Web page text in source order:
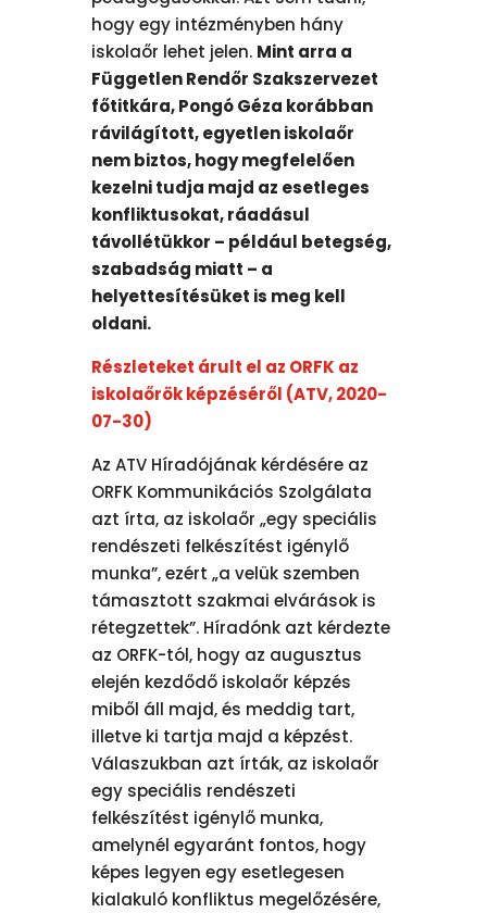
hogy egy intézményben hány
iskolaőr lehet jelen. Mint arra a
Független Rendőr Szakszervezet
főtitkára, Pongó Géza korábban
rávilágított, egyetlen iskolaőr
nem biztos, hogy megfelelően
kezelni tudja majd az esetleges
konfliktusokat, ráadásul
távollétükkor – például betegség,
szabadság miatt – a
helyettesítésüket is meg kell
oldani.
Részleteket árult el az ORFK az
iskolaőrök képzéséről (ATV, 2020-
07-30)
Az ATV Híradójának kérdésére az
ORFK Kommunikációs Szolgálata
azt írta, az iskolaőr „egy speciális
rendészeti felkészítést igénylő
munka”, ezért „a velük szemben
támasztott szakmai elvárások is
rétegzettek”. Híradónk azt kérdezte
az ORFK-tól, hogy az augusztus
elején kezdődő iskolaőr képzés
miből áll majd, és meddig tart,
illetve ki tartja majd a képzést.
Válaszukban azt írták, az iskolaőr
egy speciális rendészeti
felkészítést igénylő munka,
amelynél egyaránt fontos, hogy
képes legyen egy esetlegesen
kialakuló konfliktus megelőzésére,